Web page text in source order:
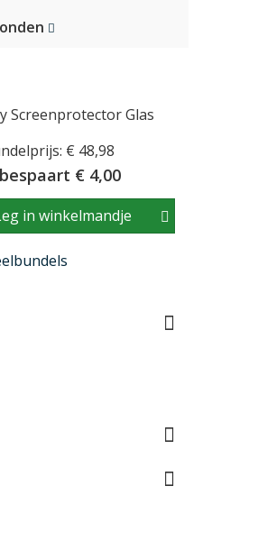
Screenprotector Glas
€ 48,98
€ 4,00
in winkelmandje